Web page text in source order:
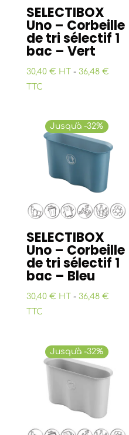
SELECTIBOX
Uno – Corbeille
de tri sélectif 1
bac – Vert
30,40 € HT - 36,48 €
TTC
Jusqu'à -32%
SELECTIBOX
Uno – Corbeille
de tri sélectif 1
bac – Bleu
30,40 € HT - 36,48 €
TTC
Jusqu'à -32%